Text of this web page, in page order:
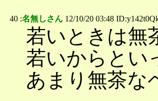
40 :名無しさん 12/10/20 03:48
若いときは無
若いからとい
あまり無茶な